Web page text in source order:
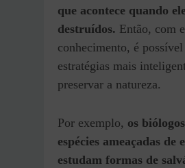
que acontece quando
destruídos. Então, com
conhecimento, é
estratégias mais
preservar a natureza.
Por exemplo, os
espécies ameaçadas de
estudam formas de